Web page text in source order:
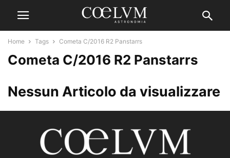
Home Tags Cometa C/2016 R2 Panstarrs
Cometa C/2016 R2 Panstarrs
Nessun Articolo da visualizzare